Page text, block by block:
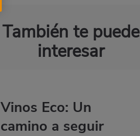
También te puede
interesar
Vinos Eco: Un
camino a seguir